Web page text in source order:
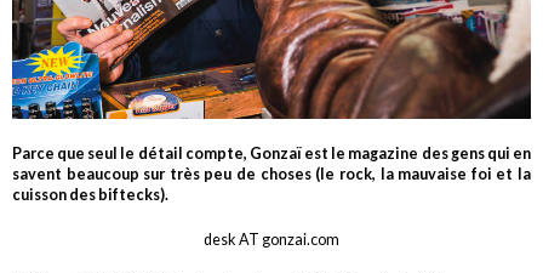
Parce que seul le détail compte, Gonzaï est le magazine des gens qui en
savent beaucoup sur très peu de choses (le rock, la mauvaise foi et la
cuisson des biftecks).
desk AT gonzai.com